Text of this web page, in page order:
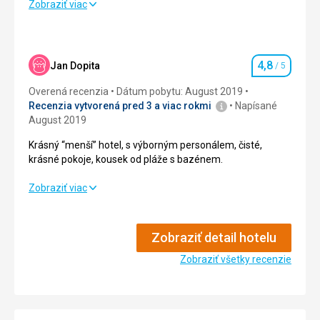
Okolie 3,0/ 5
Služby 5,0
Zobraziť viac
Jan Dopita Hodnotenie
4,8 / 5
Overená recenzia
Dátum pobytu: August 2019
Recenzia vytvorená pred 3 a viac rokmi
Napísané
August 2019
Krásný “menší” hotel, s výborným personálem, čisté,
krásné pokoje, kousek od pláže s bazénem.
Krásný “menší” hotel, s výborným personálem, čisté,
4,0
5,0/ 5
Zobraziť viac
Zobraziť detail hotelu
Zobraziť všetky recenzie